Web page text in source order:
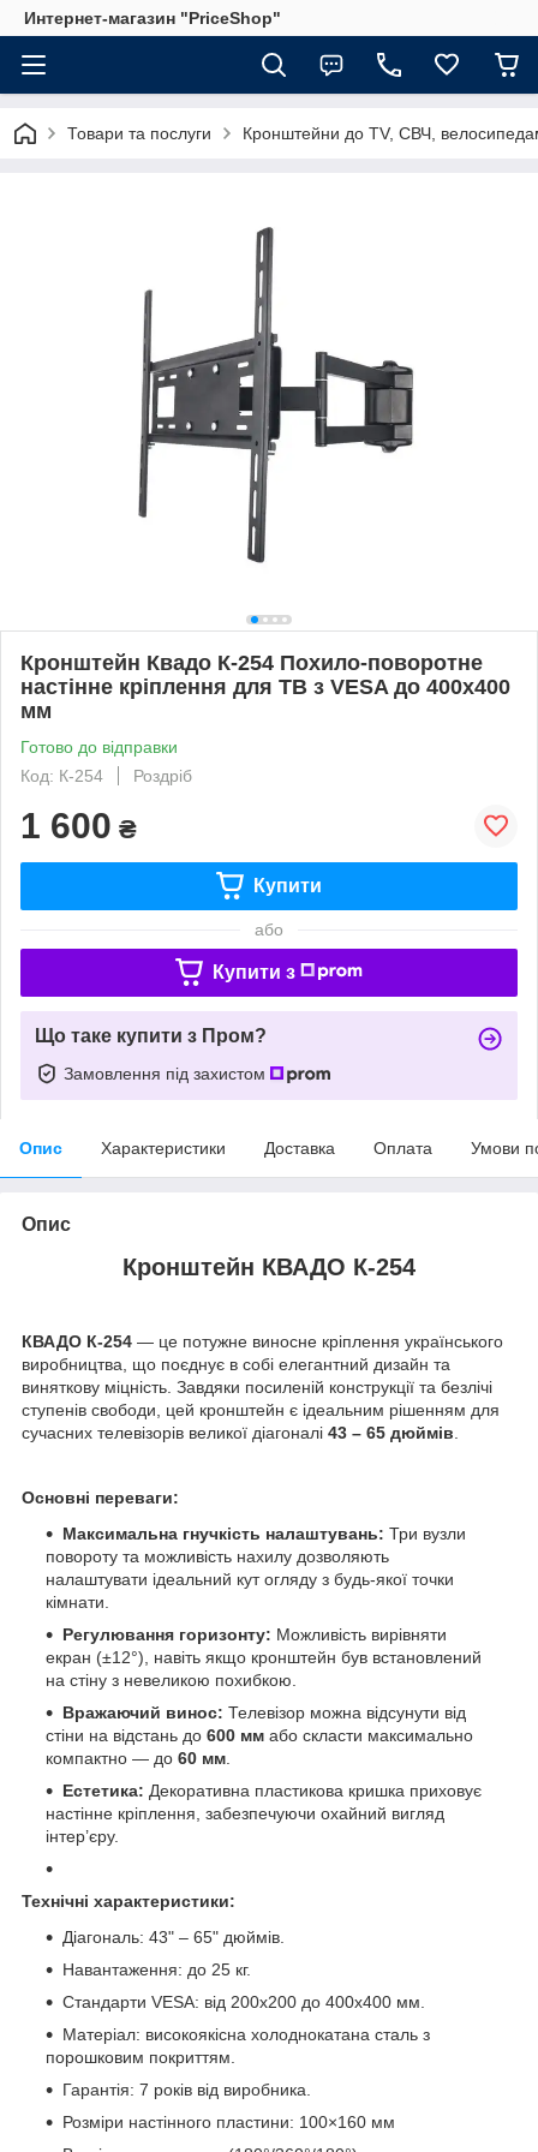
Интернет-магазин "PriceShop"
Товари та послуги Кронштейни до TV, СВЧ,
Кронштейн Квадо К-254 Похило-поворотне
настінне кріплення для ТВ з VESA до 400х400
мм
Готово до відправки
Код: К-254
Роздріб
1 600 ₴
Купити
або
Купити з
Що таке купити з Пром?
Замовлення під захистом
Опис Характеристики Доставка Оплата Умови
Опис
Кронштейн КВАДО К-254
КВАДО К-254 — це потужне виносне кріплення українського
виробництва, що поєднує в собі елегантний дизайн та
виняткову міцність. Завдяки посиленій конструкції та безлічі
ступенів свободи, цей кронштейн є ідеальним рішенням для
сучасних телевізорів великої діагоналі 43 – 65 дюймів.
Основні переваги:
Максимальна гнучкість налаштувань: Три вузли
повороту та можливість нахилу дозволяють
налаштувати ідеальний кут огляду з будь-якої точки
кімнати.
Регулювання горизонту: Можливість вирівняти
екран (±12°), навіть якщо кронштейн був встановлений
на стіну з невеликою похибкою.
Вражаючий винос: Телевізор можна відсунути від
стіни на відстань до 600 мм або скласти максимально
компактно — до 60 мм.
Естетика: Декоративна пластикова кришка приховує
настінне кріплення, забезпечуючи охайний вигляд
інтер’єру.
Технічні характеристики:
Діагональ: 43" – 65" дюймів.
Навантаження: до 25 кг.
Стандарти VESA: від 200x200 до 400x400 мм.
Матеріал: високоякісна холоднокатана сталь з
порошковим покриттям.
Гарантія: 7 років від виробника.
Розміри настінного пластини: 100×160 мм